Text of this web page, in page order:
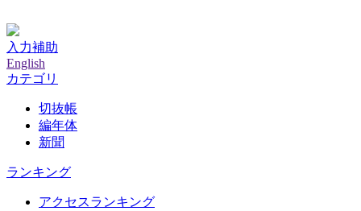
入力補助
English
カテゴリ
切抜帳
編年体
新聞
ランキング
アクセスランキング